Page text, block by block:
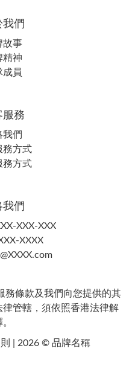
我們
故事
精神
成員
服務
我們
務方式
務方式
我們
XXX-XXX
XXXX
們向您提供的其
管轄，須依照香港法律解
| 2026 © 品牌名稱